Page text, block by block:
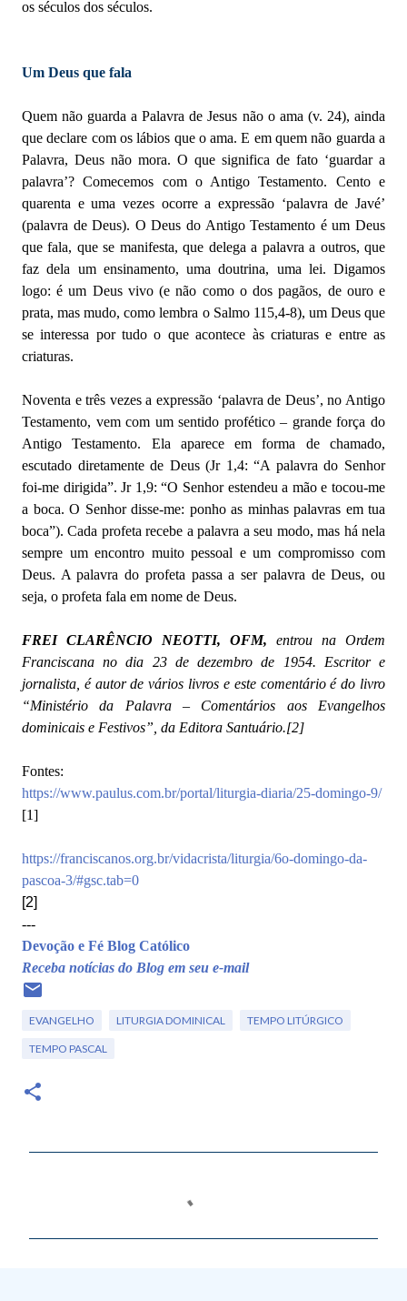
os séculos dos séculos.
Um Deus que fala
Quem não guarda a Palavra de Jesus não o ama (v. 24), ainda
que declare com os lábios que o ama. E em quem não guarda a
Palavra, Deus não mora. O que significa de fato ‘guardar a
palavra’? Comecemos com o Antigo Testamento. Cento e
quarenta e uma vezes ocorre a expressão ‘palavra de Javé’
(palavra de Deus). O Deus do Antigo Testamento é um Deus
que fala, que se manifesta, que delega a palavra a outros, que
faz dela um ensinamento, uma doutrina, uma lei. Digamos
logo: é um Deus vivo (e não como o dos pagãos, de ouro e
prata, mas mudo, como lembra o Salmo 115,4-8), um Deus que
se interessa por tudo o que acontece às criaturas e entre as
criaturas.
Noventa e três vezes a expressão ‘palavra de Deus’, no Antigo
Testamento, vem com um sentido profético – grande força do
Antigo Testamento. Ela aparece em forma de chamado,
escutado diretamente de Deus (Jr 1,4: “A palavra do Senhor
foi-me dirigida”. Jr 1,9: “O Senhor estendeu a mão e tocou-me
a boca. O Senhor disse-me: ponho as minhas palavras em tua
boca”). Cada profeta recebe a palavra a seu modo, mas há nela
sempre um encontro muito pessoal e um compromisso com
Deus. A palavra do profeta passa a ser palavra de Deus, ou
seja, o profeta fala em nome de Deus.
FREI CLARÊNCIO NEOTTI, OFM, entrou na Ordem
Franciscana no dia 23 de dezembro de 1954. Escritor e
jornalista, é autor de vários livros e este comentário é do livro
“Ministério da Palavra – Comentários aos Evangelhos
dominicais e Festivos”, da Editora Santuário.[2]
Fontes:
https://www.paulus.com.br/portal/liturgia-diaria/25-domingo-9/
[1]
https://franciscanos.org.br/vidacrista/liturgia/6o-domingo-da-
pascoa-3/#gsc.tab=0
[2]
---
Devoção e Fé Blog Católico
Receba notícias do Blog em seu e-mail
EVANGELHO LITURGIA DOMINICAL TEMPO LITÚRGICO
TEMPO PASCAL